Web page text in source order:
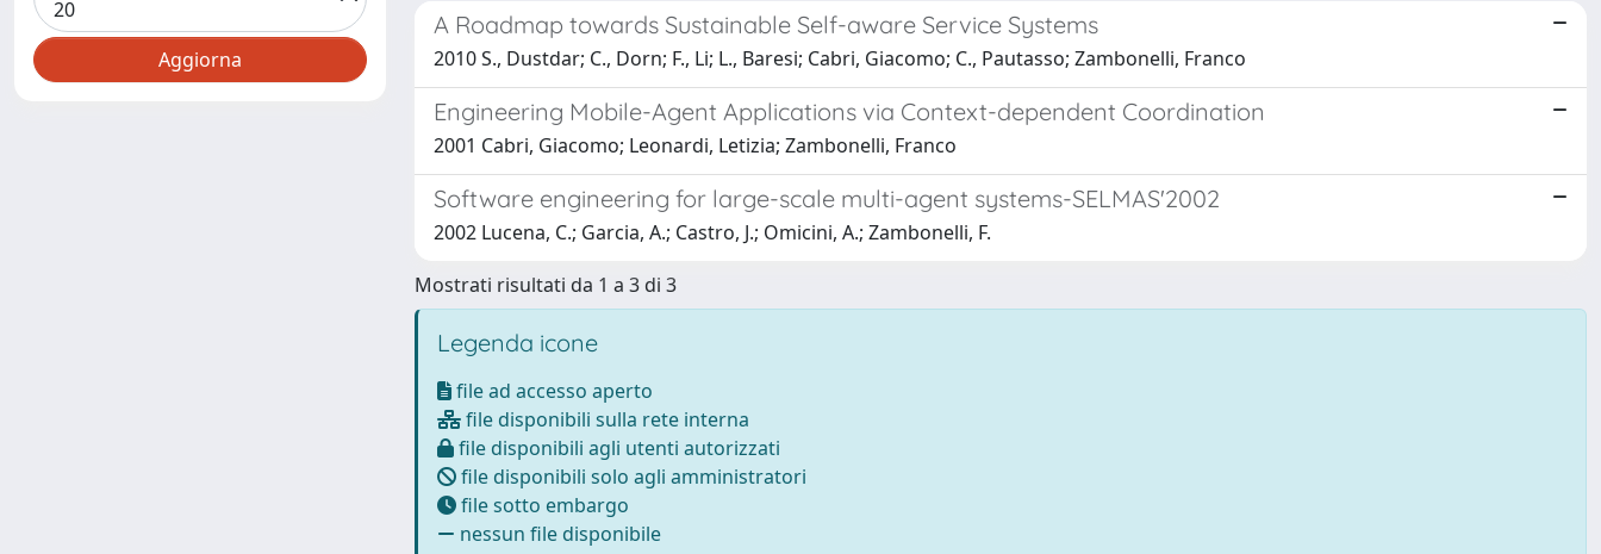
A Roadmap towards Sustainable Self-aware Service Systems
2010 S., Dustdar; C., Dorn; F., Li; L., Baresi; Cabri, Giacomo; C., Pautasso; Zambonelli, Franco
Engineering Mobile-Agent Applications via Context-dependent Coordination
2001 Cabri, Giacomo; Leonardi, Letizia; Zambonelli, Franco
Software engineering for large-scale multi-agent systems-SELMAS'2002
2002 Lucena, C.; Garcia, A.; Castro, J.; Omicini, A.; Zambonelli, F.
Mostrati risultati da 1 a 3 di 3
Legenda icone
file ad accesso aperto
file disponibili sulla rete interna
file disponibili agli utenti autorizzati
file disponibili solo agli amministratori
file sotto embargo
nessun file disponibile